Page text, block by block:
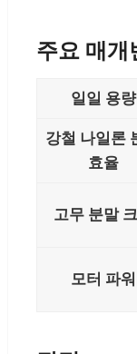
주요 매개
일일 용량
강철 나일론
효율
고무 분말 크
모터 파워